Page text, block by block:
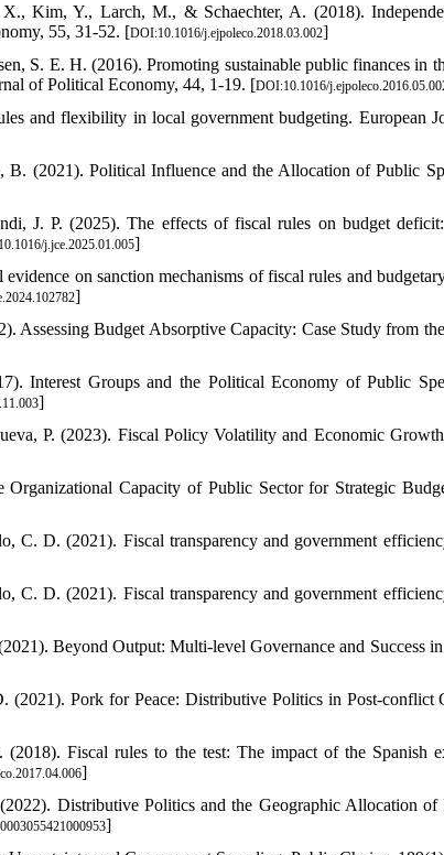
Kim, Y., Larch, M., & Schaechter, A. (2018).
55, 31-52. [DOI:10.1016/j.ejpoleco.2018.03.002]
S. E. H. (2016). Promoting sustainable public finances in
of Political Economy, 44, 1-19. [DOI:10.1016/
and flexibility in local government budgeting. European
(2021). Political Influence and the Allocation of Public
J. P. (2025). The effects of fiscal rules on budget
j.jce.2025.01.005]
on sanction mechanisms of fiscal rules and
]
Assessing Budget Absorptive Capacity: Case Study from
Interest Groups and the Political Economy of Public
]
P. (2023). Fiscal Policy Volatility and Economic
Capacity of Public Sector for Strategic
C. D. (2021). Fiscal transparency and government
C. D. (2021). Fiscal transparency and government
Beyond Output: Multi-level Governance and Success
(2021). Pork for Peace: Distributive Politics in Post-conflict
Fiscal rules to the test: The impact of the Spanish
]
Distributive Politics and the Geographic Allocation of
]